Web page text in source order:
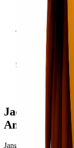
yang sesuai
kami akan
jaringan jalan
Monitoring dan
barang Anda
terbaru tentang
tersedia.
Pengantaran
diantar
kami akan
dengan rapi dan
Jadikan
Anda
Jangan biarkan